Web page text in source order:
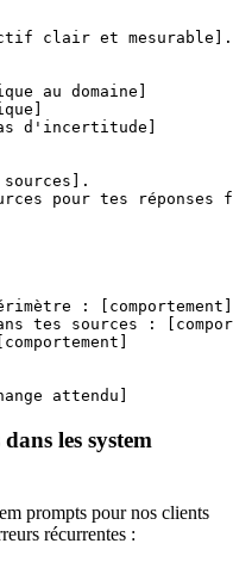
clair et mesurable].
au domaine]
d'incertitude]
pour tes réponses
: [comportement]
tes sources :
attendu]
les system
prompts pour nos clients
récurrentes :